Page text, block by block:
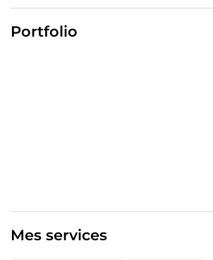
Grâce à des outils modernes comme
approche centrée sur l'expérience
supports adaptés aux besoins des
Portfolio
Mes services